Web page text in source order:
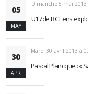
05
MAY
Dimanche 5 mai 2013
U17 : le RC Lens
30
APR
Mardi 30 avril 2013 à
Pascal Plancque : «